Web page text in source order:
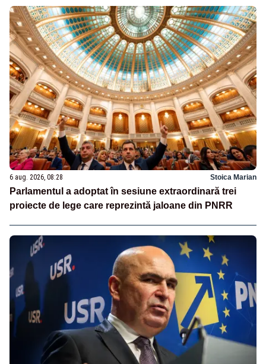
6 aug. 2026, 08:28 Stoica Marian
Parlamentul a adoptat în sesiune extraordinară trei
proiecte de lege care reprezintă jaloane din PNRR